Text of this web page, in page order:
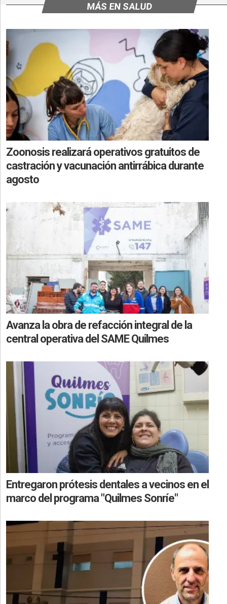
MÁS EN SALUD
Zoonosis realizará operativos gratuitos de
castración y vacunación antirrábica durante
agosto
Avanza la obra de refacción integral de la
central operativa del SAME Quilmes
Entregaron prótesis dentales a vecinos en el
marco del programa "Quilmes Sonríe"